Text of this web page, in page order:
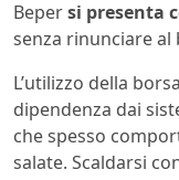
Bepersi presenta
senza rinunciare al
L’utilizzo della
dipendenza dai
che spesso
salate. Scaldarsi